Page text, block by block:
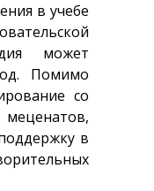
в учебе
может
Помимо
со
в